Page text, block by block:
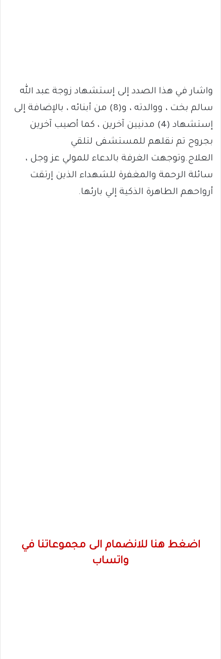
واشار في هذا الصدد إلى إستشهاد زوجة عبد الله
سالم بخت ، ووالدته ، و(8) من أبنائه ، بالإضافة إلى
إستشهاد (4) مدنيين آخرين ، كما أصيب آخرين
بجروح تم نقلهم للمستشفى لتلقي
العلاج.وتوجهت الغرفة بالدعاء للمولي عز وجل ،
سائلة الرحمة والمغفرة للشهداء الذين إرتقت
أرواحهم الطاهرة الذكية إلي بارئها.
اضغط هنا للانضمام الى مجموعاتنا في
واتساب